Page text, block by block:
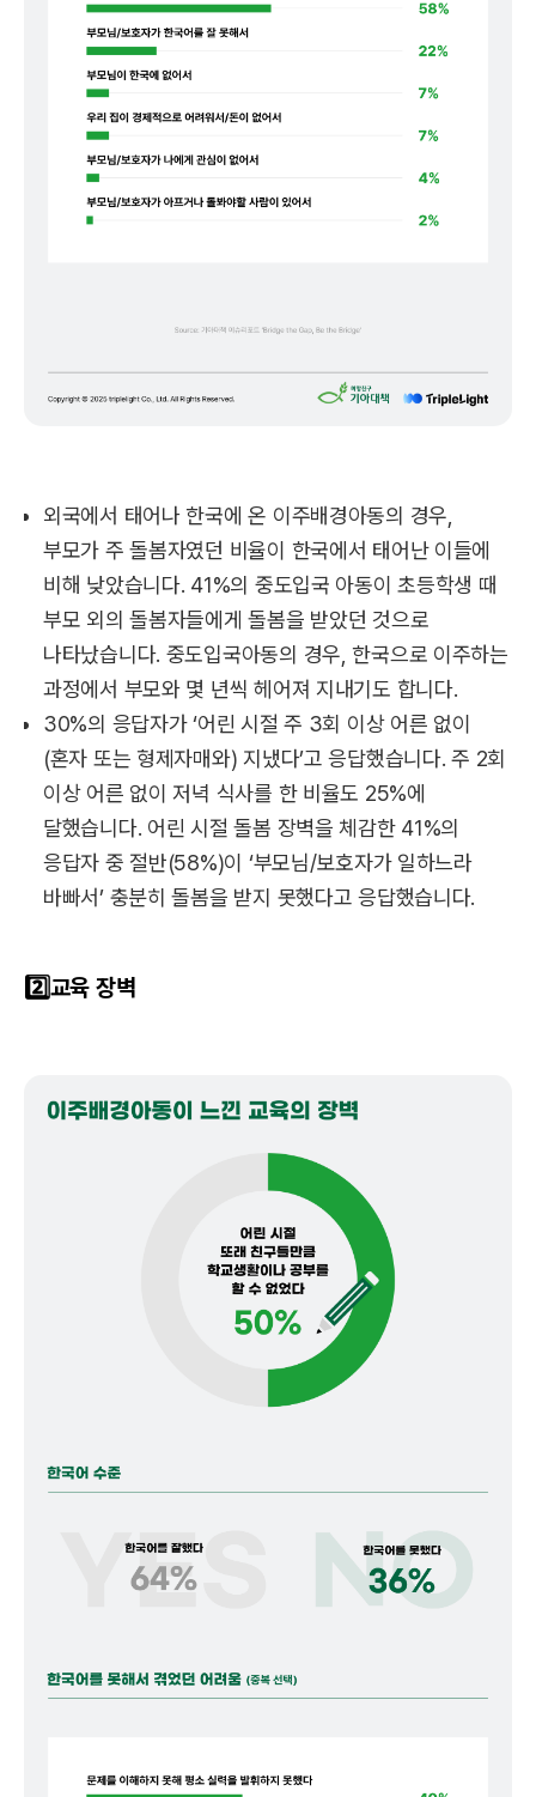
외국에서 태어나 한국에 온 이주배경아동의 경우,
부모가 주 돌봄자였던 비율이 한국에서 태어난 이들에
비해 낮았습니다. 41%의 중도입국 아동이 초등학생 때
부모 외의 돌봄자들에게 돌봄을 받았던 것으로
나타났습니다. 중도입국아동의 경우, 한국으로 이주하는
과정에서 부모와 몇 년씩 헤어져 지내기도 합니다.
30%의 응답자가 ‘어린 시절 주 3회 이상 어른 없이
(혼자 또는 형제자매와) 지냈다’고 응답했습니다. 주 2회
이상 어른 없이 저녁 식사를 한 비율도 25%에
달했습니다. 어린 시절 돌봄 장벽을 체감한 41%의
응답자 중 절반(58%)이 ‘부모님/보호자가 일하느라
바빠서’ 충분히 돌봄을 받지 못했다고 응답했습니다.
2️⃣교육 장벽